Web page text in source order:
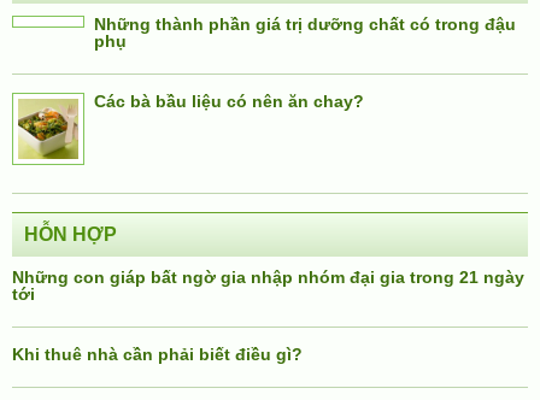
Những thành phần giá trị dưỡng chất có trong đậu
phụ
Các bà bầu liệu có nên ăn chay?
HỖN HỢP
Những con giáp bất ngờ gia nhập nhóm đại gia trong 21 ngày
tới
Khi thuê nhà cần phải biết điều gì?